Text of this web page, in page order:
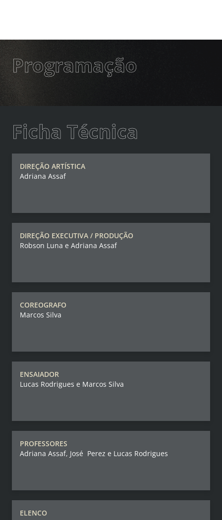
Programação
Ficha Técnica
DIREÇÃO ARTÍSTICA
Adriana Assaf
DIREÇÃO EXECUTIVA / PRODUÇÃO
Robson Luna e Adriana Assaf
COREOGRAFO
Marcos Silva
ENSAIADOR
Lucas Rodrigues e Marcos Silva
PROFESSORES
Adriana Assaf, José Perez e Lucas Rodrigues
ELENCO